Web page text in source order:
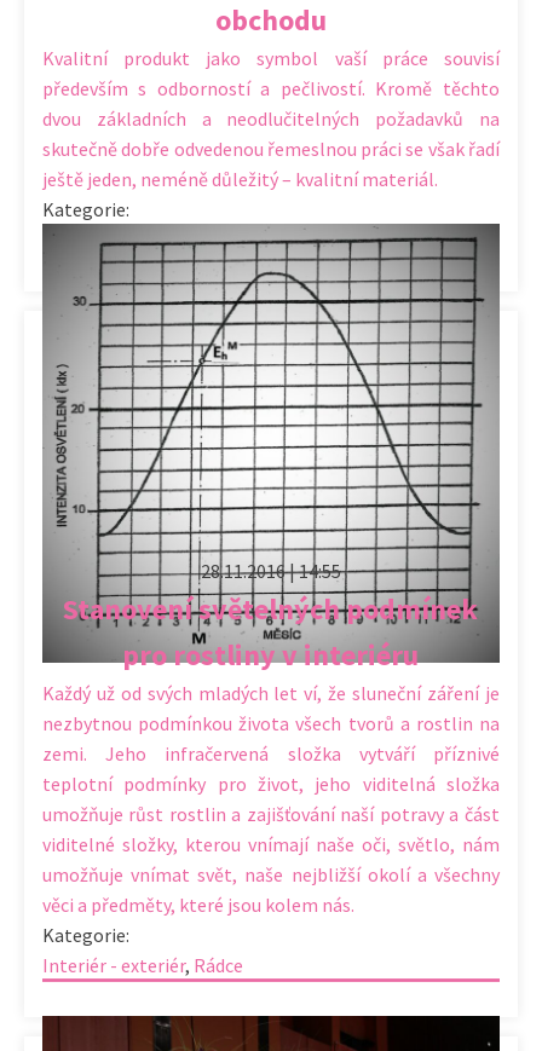
obchodu
Kvalitní produkt jako symbol vaší práce souvisí
především s odborností a pečlivostí. Kromě těchto
dvou základních a neodlučitelných požadavků na
skutečně dobře odvedenou řemeslnou práci se však řadí
ještě jeden, neméně důležitý – kvalitní materiál.
Kategorie:
Akce
Inspirace,Interiér - exteriér,Nezařazené
28.11.2016 | 14:55
Stanovení světelných podmínek
pro rostliny v interiéru
Každý už od svých mladých let ví, že sluneční záření je
nezbytnou podmínkou života všech tvorů a rostlin na
zemi. Jeho infračervená složka vytváří příznivé
teplotní podmínky pro život, jeho viditelná složka
umožňuje růst rostlin a zajišťování naší potravy a část
viditelné složky, kterou vnímají naše oči, světlo, nám
umožňuje vnímat svět, naše nejbližší okolí a všechny
věci a předměty, které jsou kolem nás.
Kategorie:
Interiér - exteriér, Rádce